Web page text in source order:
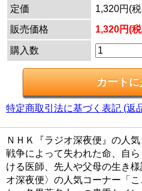
定価
1,320円(
販売価格
1,320円(
購入数
特定商取引法に基づく表記 (返
ＮＨＫ『ラジオ深夜便』の人
戦争によって失われた命、自
ける医師、先人や父母の生き
オ深夜便〉の人気コーナー「